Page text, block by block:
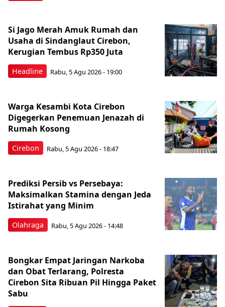
Headline
Si Jago Merah Amuk Rumah dan
Usaha di Sindanglaut Cirebon,
Kerugian Tembus Rp350 Juta
Rabu, 5 Agu 2026 - 19:00
Cirebon
Warga Kesambi Kota Cirebon
Digegerkan Penemuan Jenazah di
Rumah Kosong
Rabu, 5 Agu 2026 - 18:47
Olahraga
Prediksi Persib vs Persebaya:
Maksimalkan Stamina dengan Jeda
Istirahat yang Minim
Rabu, 5 Agu 2026 - 14:48
Bongkar Empat Jaringan Narkoba
dan Obat Terlarang, Polresta
Cirebon Sita Ribuan Pil Hingga Paket
Sabu